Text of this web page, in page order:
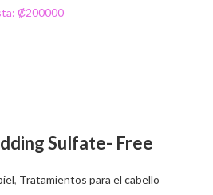
₡200000
Sulfate- Free
, Tratamientos para el cabello